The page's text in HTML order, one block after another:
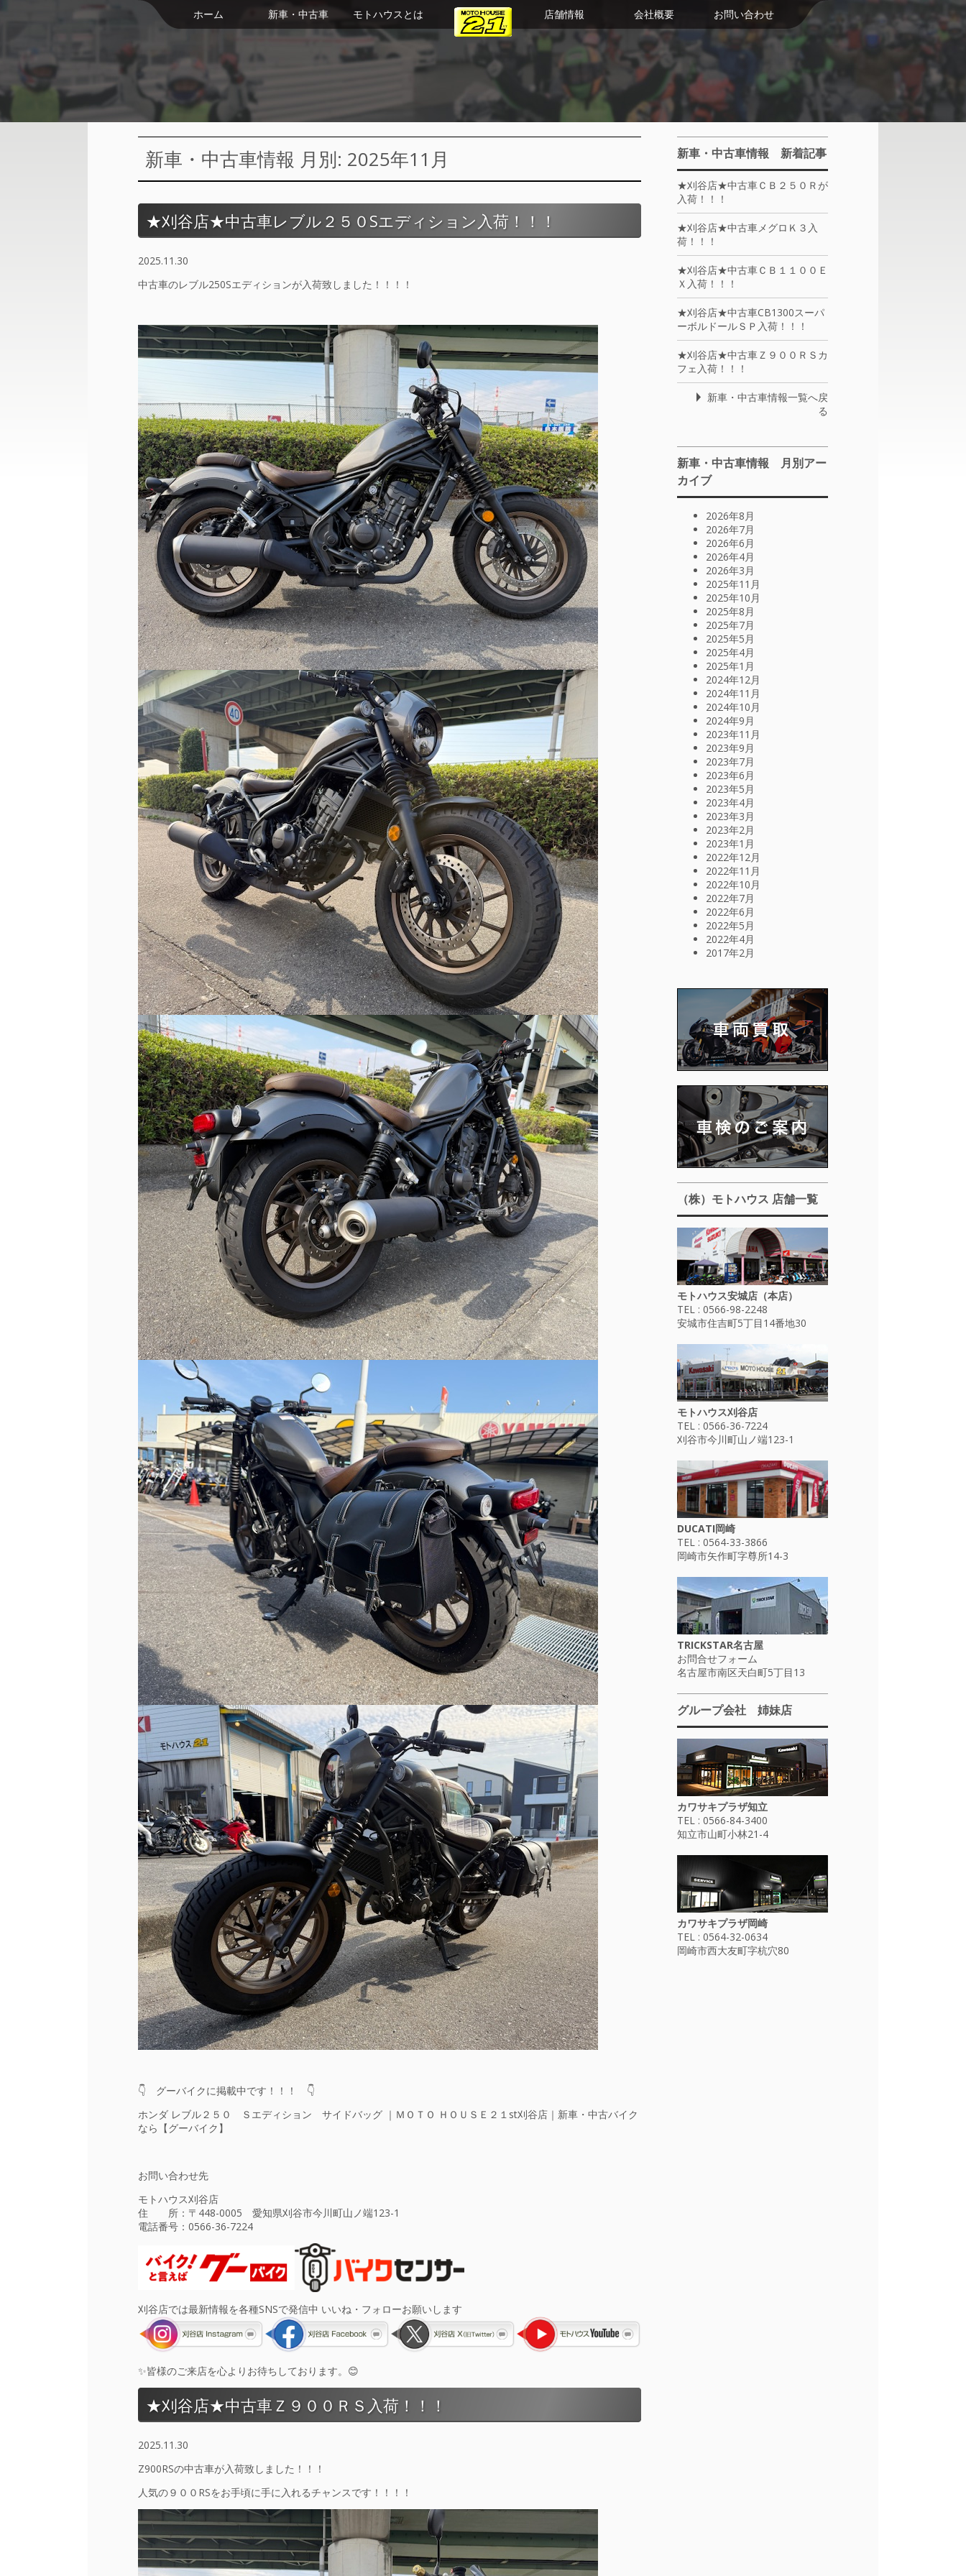
ホーム 新車・中古車 モトハウスとは 店舗情報 会社概要 お問い合わせ
新車・中古車情報 月別: 2025年11月
★刈谷店★中古車レブル２５０Sエディション入荷！！！
2025.11.30
中古車のレブル250Sエディションが入荷致しました！！！！
👇 グーバイクに掲載中です！！！ 👇
ホンダ レブル２５０ Ｓエディション サイドバッグ ｜ＭＯＴＯ ＨＯＵＳＥ２１st刈谷店｜新車・中古バイク
なら【グーバイク】
お問い合わせ先
モトハウス刈谷店
住 所：〒448-0005 愛知県刈谷市今川町山ノ端123-1
電話番号： 0566-36-7224
刈谷店では最新情報を各種SNSで発信中 いいね・フォローお願いします
✨皆様のご来店を心よりお待ちしております。😊
★刈谷店★中古車Ｚ９００ＲＳ入荷！！！
2025.11.30
Z900RSの中古車が入荷致しました！！！
人気の９００RSをお手頃に手に入れるチャンスです！！！！
新車・中古車情報 新着記事
★刈谷店★中古車ＣＢ２５０Ｒが
入荷！！！
★刈谷店★中古車メグロＫ３入
荷！！！
★刈谷店★中古車ＣＢ１１００Ｅ
Ｘ入荷！！！
★刈谷店★中古車CB1300スーパ
ーボルドールＳＰ入荷！！！
★刈谷店★中古車Ｚ９００ＲＳカ
フェ入荷！！！
新車・中古車情報一覧へ戻
る
新車・中古車情報 月別アー
カイブ
2026年8月
2026年7月
2026年6月
2026年4月
2026年3月
2025年11月
2025年10月
2025年8月
2025年7月
2025年5月
2025年4月
2025年1月
2024年12月
2024年11月
2024年10月
2024年9月
2023年11月
2023年9月
2023年7月
2023年6月
2023年5月
2023年4月
2023年3月
2023年2月
2023年1月
2022年12月
2022年11月
2022年10月
2022年7月
2022年6月
2022年5月
2022年4月
2017年2月
（株）モトハウス 店舗一覧
モトハウス安城店（本店）
TEL : 0566-98-2248
安城市住吉町5丁目14番地30
モトハウス刈谷店
TEL : 0566-36-7224
刈谷市今川町山ノ端123-1
DUCATI岡崎
TEL : 0564-33-3866
岡崎市矢作町字尊所14-3
TRICKSTAR名古屋
お問合せフォーム
名古屋市南区天白町5丁目13
グループ会社 姉妹店
カワサキプラザ知立
TEL : 0566-84-3400
知立市山町小林21-4
カワサキプラザ岡崎
TEL : 0564-32-0634
岡崎市西大友町字杭穴80